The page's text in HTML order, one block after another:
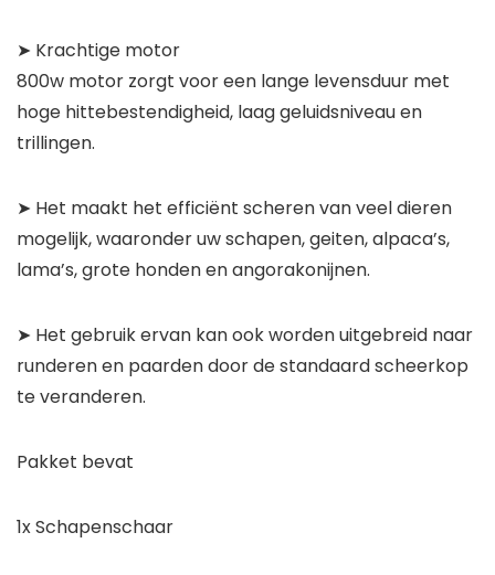
➤ Krachtige motor
800w motor zorgt voor een lange levensduur met
hoge hittebestendigheid, laag geluidsniveau en
trillingen.
➤ Het maakt het efficiënt scheren van veel dieren
mogelijk, waaronder uw schapen, geiten, alpaca’s,
lama’s, grote honden en angorakonijnen.
➤ Het gebruik ervan kan ook worden uitgebreid naar
runderen en paarden door de standaard scheerkop
te veranderen.
Pakket bevat
1x Schapenschaar